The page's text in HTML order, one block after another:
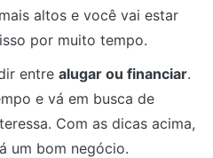
altos e você vai estar
por muito tempo.
entre alugar ou financiar.
e vá em busca de
Com as dicas acima,
um bom negócio.